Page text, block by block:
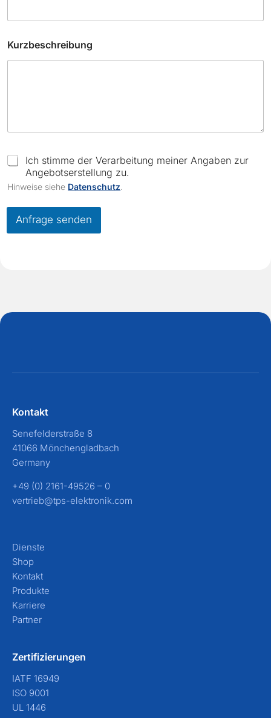
Kurzbeschreibung
C
h
e
c
k
Ich stimme der Verarbeitung meiner Angaben zur
Angebotserstellung zu.
Hinweise siehe Datenschutz
Anfrage senden
Kontakt
Senefelderstraße 8
41066 Mönchengladbach
Germany
+49 (0) 2161-49526 – 0
vertrieb@tps-elektronik.com
Dienste
Shop
Kontakt
Produkte
Karriere
Partner
Zertifizierungen
IATF 16949
ISO 9001
UL 1446